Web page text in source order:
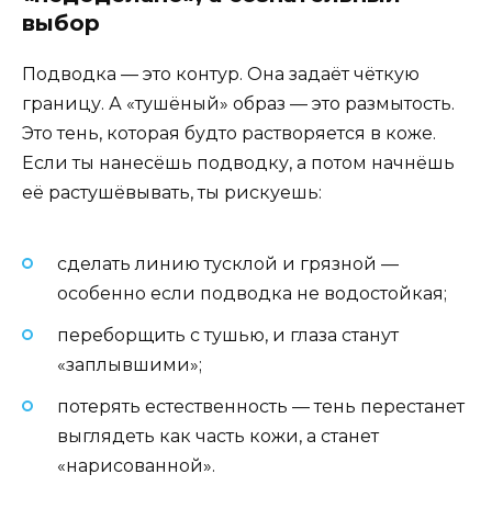
выбор
Подводка — это контур. Она задаёт чёткую
границу. А «тушёный» образ — это размытость.
Это тень, которая будто растворяется в коже.
Если ты нанесёшь подводку, а потом начнёшь
её растушёвывать, ты рискуешь:
сделать линию тусклой и грязной —
особенно если подводка не водостойкая;
переборщить с тушью, и глаза станут
«заплывшими»;
потерять естественность — тень перестанет
выглядеть как часть кожи, а станет
«нарисованной».